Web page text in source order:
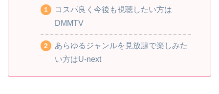
コスパ良く今後も視聴したい方は
DMMTV
あらゆるジャンルを見放題で楽しみた
い方はU-next